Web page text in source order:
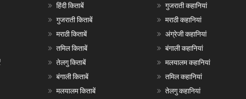
हिंदी किताबें
गुजराती किताबें
मराठी किताबें
तमिल किताबें
तेलगु किताबें
बंगाली किताबें
मलयालम किताबें
गुजराती कहानियां
मराठी कहानियां
अंग्रेजी कहानियां
बंगाली कहानियां
मलयालम कहानियां
तमिल कहानियां
तेलगु कहानियां